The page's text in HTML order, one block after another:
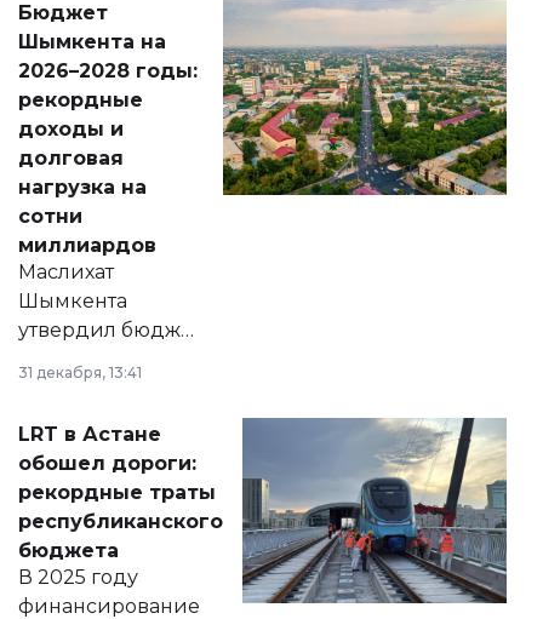
народу
Венесуэлы.
Бюджет
Шымкента на
2026–2028 годы:
рекордные
доходы и
долговая
нагрузка на
сотни
миллиардов
Маслихат
Шымкента
утвердил бюджет
города на 2026–
2028 годы.
документ
появился в базе
нормативных
правовых актов и
на сайте маслихат
города.
31 декабря, 13:41
LRT в Астане
обошел дороги:
рекордные траты
республиканского
бюджета
В 2025 году
финансирование